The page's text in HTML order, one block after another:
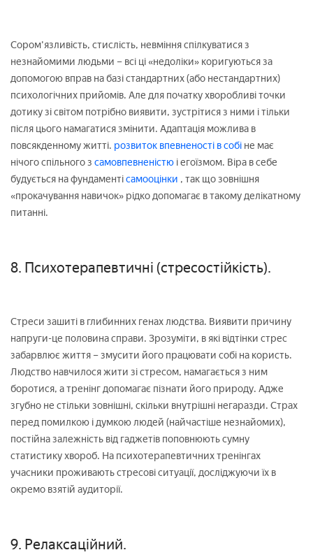
Сором'язливість, стислість, невміння спілкуватися з
незнайомими людьми – всі ці «недоліки» коригуються за
допомогою вправ на базі стандартних (або нестандартних)
психологічних прийомів. Але для початку хворобливі точки
дотику зі світом потрібно виявити, зустрітися з ними і тільки
після цього намагатися змінити. Адаптація можлива в
повсякденному житті. розвиток впевненості в собі не має
нічого спільного з самовпевненістю і егоїзмом. Віра в себе
будується на фундаментісамооцінки , так що зовнішня
«прокачування навичок» рідко допомагає в такому делікатному
питанні.
8. Психотерапевтичні (стресостійкість).
Стреси зашиті в глибинних генах людства. Виявити причину
напруги-це половина справи. Зрозуміти, в які відтінки стрес
забарвлює життя – змусити його працювати собі на користь.
Людство навчилося жити зі стресом, намагається з ним
боротися, а тренінг допомагає пізнати його природу. Адже
згубно не стільки зовнішні, скільки внутрішні негаразди. Страх
перед помилкою і думкою людей (найчастіше незнайомих),
постійна залежність від гаджетів поповнюють сумну
статистику хвороб. На психотерапевтичних тренінгах
учасники проживають стресові ситуації, досліджуючи їх в
окремо взятій аудиторії.
9. Релаксаційний.